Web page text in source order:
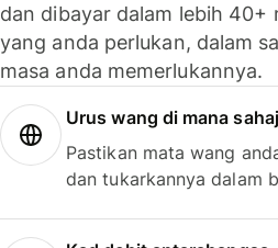
dan dibayar dalam lebih 40+
yang anda perlukan, dalam
masa anda memerlukannya.
Urus wang di mana
Pastikan mata wang
dan tukarkannya dalam